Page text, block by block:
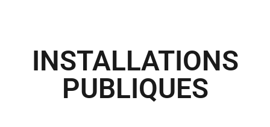
INSTALLATIONS
PUBLIQUES